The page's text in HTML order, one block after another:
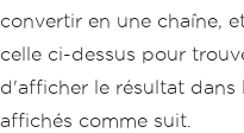
convertir en une chaîne,
celle ci-dessus pour
d'afficher le résultat dans
affichés comme suit.